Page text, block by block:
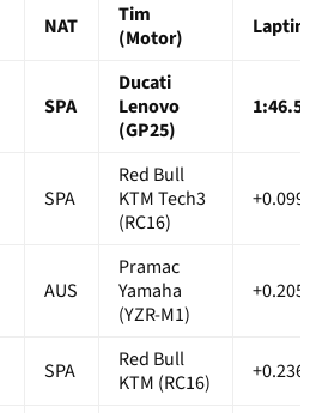
NAT
Tim
(Motor)
SPA
Ducati
Lenovo
(GP25)
SPA
Red Bull
KTM Tech3
(RC16)
AUS
Pramac
Yamaha
(YZR-M1)
SPA
Red Bull
KTM (RC16)